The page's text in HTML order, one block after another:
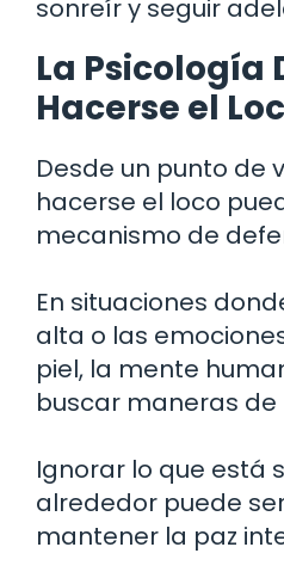
sonreír y seguir
La Psicología
Hacerse el
Desde un punto de
hacerse el loco
mecanismo de
En situaciones
alta o las
piel, la mente
buscar maneras
Ignorar lo que está
alrededor puede
mantener la paz